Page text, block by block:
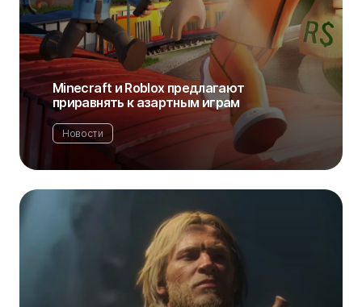
Minecraft и Roblox предлагают
приравнять к азартным играм
Новости